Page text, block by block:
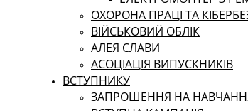
ОХОРОНА ПРАЦІ ТА
ВІЙСЬКОВИЙ ОБЛІК
АЛЕЯ СЛАВИ
АСОЦІАЦІЯ ВИПУСКНИКІВ
ВСТУПНИКУ
ЗАПРОШЕННЯ НА